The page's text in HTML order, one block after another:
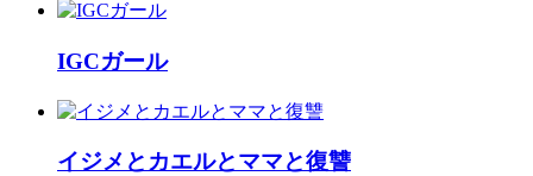
IGCガール
イジメとカエルとママと復讐